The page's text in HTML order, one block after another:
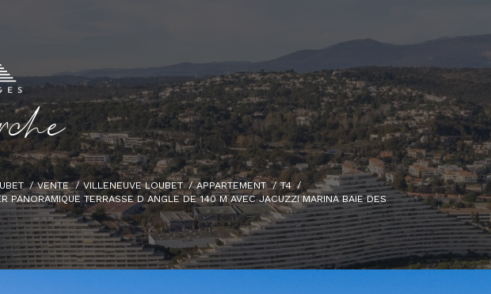
ce
VENTE VILLENEUVE LOUBET APPARTEMENT
T4
PANORAMIQUE TERRASSE D ANGLE DE 140 M AVEC JACUZZI MARINA BAIE DES